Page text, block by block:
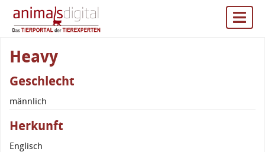
Heavy
Geschlecht
männlich
Herkunft
Englisch